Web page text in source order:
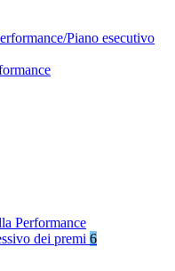
Piano esecutivo
Performance
dei premi 6